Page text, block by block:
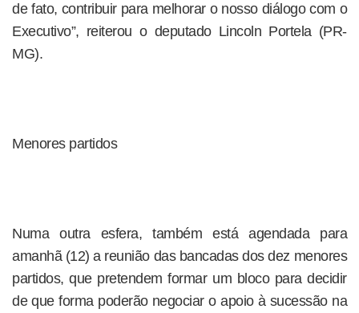
de fato, contribuir para melhorar o nosso diálogo com o
Executivo”, reiterou o deputado Lincoln Portela (PR-
MG).
Menores partidos
Numa outra esfera, também está agendada para
amanhã (12) a reunião das bancadas dos dez menores
partidos, que pretendem formar um bloco para decidir
de que forma poderão negociar o apoio à sucessão na